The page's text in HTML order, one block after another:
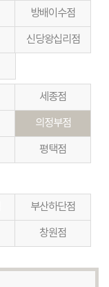
방배이수점
신당왕십리점
세종점
의정부점
평택점
부산하단점
창원점